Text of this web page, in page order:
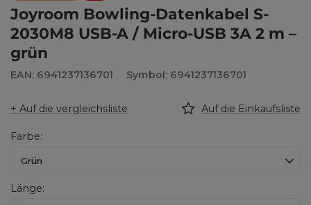
Joyroom Bowling-Datenkabel S-
2030M8 USB-A / Micro-USB 3A 2 m –
grün
EAN: 6941237136701 Symbol: 6941237136701
+ Auf die vergleichsliste Auf die Einkaufsliste
Farbe
Grün
Länge